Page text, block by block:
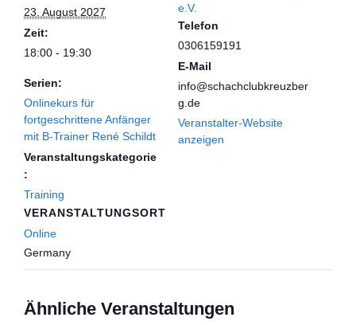
23. August 2027
Zeit:
18:00 - 19:30
Serien:
Onlinekurs für
fortgeschrittene Anfänger
mit B-Trainer René Schildt
Veranstaltungskategorie
:
Training
VERANSTALTUNGSORT
Online
Germany
e.V.
Telefon
0306159191
E-Mail
info@schachclubkreuzber
g.de
Veranstalter-Website
anzeigen
Ähnliche Veranstaltungen